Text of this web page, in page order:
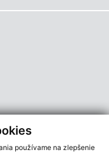
používame na zlepšenie